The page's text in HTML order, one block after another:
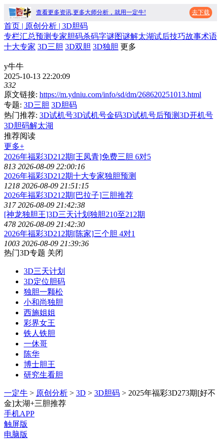
查看更多资讯,更多大师分析，就用一定牛! 去下载
首页 | 原创分析 | 3D胆码
专栏汇总预测专家胆码杀码字谜图谜解太湖试后技巧故事术语
十大专家 3D三胆 3D双胆 3D独胆 更多
y牛牛
2025-10-13 22:20:09
332
原文链接: https://m.ydniu.com/info/sd/dm/268620251013.html
专题: 3D三胆 3D胆码
热门推荐: 3D试机号3D试机号金码3D试机号后预测3D开机号
3D胆码解太湖
推荐阅读
更多+
2026年福彩3D212期[王凤青]免费三胆 6对5
813 2026-08-09 22:00:16
2026年福彩3D212期十大专家独胆预测
1218 2026-08-09 21:51:15
2026年福彩3D212期[巴拉子]三胆推荐
317 2026-08-09 21:42:38
[神龙独胆王]3D三天计划独胆210至212期
478 2026-08-09 21:42:30
2026年福彩3D212期[陈家]三个胆 4对1
1003 2026-08-09 21:39:36
热门3D专题 关闭
3D三天计划
3D定位胆码
独胆一颗松
小和尚独胆
西施姐姐
彩界女王
铁人铁胆
一休哥
陈华
博士胆王
研究生看胆
一定牛 > 原创分析 > 3D > 3D胆码 > 2025年福彩3D273期[好不
金]太湖+三胆推荐
手机APP
触屏版
电脑版